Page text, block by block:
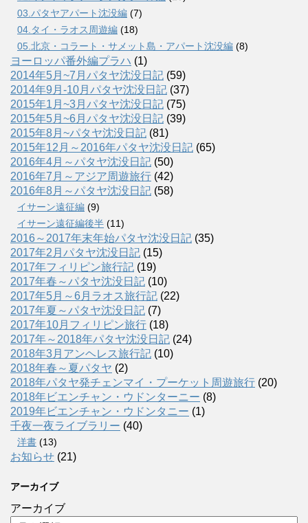
03.パタヤアパート沈没編 (7)
04.タイ・ラオス周遊編 (18)
05.北京・コラート・サメット島・アパート沈没編 (8)
ヨーロッパ番外編プラハ (1)
2014年5月~7月パタヤ沈没日記 (59)
2014年9月-10月パタヤ沈没日記 (37)
2015年1月~3月パタヤ沈没日記 (75)
2015年5月~6月パタヤ沈没日記 (39)
2015年8月~パタヤ沈没日記 (81)
2015年12月～2016年パタヤ沈没日記 (65)
2016年4月～パタヤ沈没日記 (50)
2016年7月～アジア周遊旅行 (42)
2016年8月～パタヤ沈没日記 (58)
イサーン遠征編 (9)
イサーン遠征編後半 (11)
2016～2017年末年始パタヤ沈没日記 (35)
2017年2月パタヤ沈没日記 (15)
2017年フィリピン旅行記 (19)
2017年春～パタヤ沈没日記 (10)
2017年5月～6月ラオス旅行記 (22)
2017年夏～パタヤ沈没日記 (7)
2017年10月フィリピン旅行 (18)
2017年～2018年パタヤ沈没日記 (24)
2018年3月アンヘレス旅行記 (10)
2018年春～夏パタヤ (2)
2018年パタヤ発チェンマイ・プーケット周遊旅行 (20)
2018年ビエンチャン・ウドンターニー (8)
2019年ビエンチャン・ウドンタニー (1)
千夜一夜ライブラリー (40)
洋書 (13)
お知らせ (21)
アーカイブ
アーカイブ